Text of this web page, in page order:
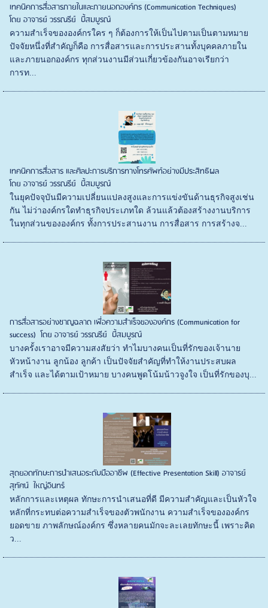
เทคนิคการสื่อสารภายในและภายนอกองค์กร (Communication Techniques)
โดย อาจารย์ วรรณรีย์ บี้สมบูรณ์
ความสำเร็จขององค์กรใคร ๆ ก็ต้องการให้เป็นไปตามเป็นตามหมาย
ปัจจัยหนึ่งที่สำคัญก็คือ การสื่อสารและการประสานทั้งบุคคลภายใน
และภายนอกองค์กร ทุกส่วนงานมีส่วนเกี่ยวข้องกันอาจเรียกว่า
การท...
เทคนิคการสื่อสาร และศิลปะการบริการทางโทรศัพท์อย่างมีประสิทธิผล
โดย อาจารย์ วรรณรีย์ บี้สมบูรณ์
ในยุคปัจจุบันมีความเปลี่ยนแปลงสูงและการแข่งขันด้านธุรกิจสูงเช่น
กัน ไม่ว่าองค์กรใดทำธุรกิจประเภทใด ล้วนแล้วต้องสร้างงานบริการ
ในทุกส่วนขององค์กร ทั้งการประสานงาน การสื่อสาร การสร้างจ...
การสื่อสารอย่างชาญฉลาด เพื่อความสำเร็จขององค์กร (Communication for
success) โดย อาจารย์ วรรณรีย์ บี้สมบูรณ์
บางครั้งเราอาจมีความสงสัยว่า ทำไมบางคนเป็นที่รักของเจ้านาย
หัวหน้างาน ลูกน้อง ลูกค้า เป็นปัจจัยสำคัญที่ทำให้งานประสบผล
สำเร็จ และได้ตามเป้าหมาย บางคนพูดโน้มน้าวจูงใจ เป็นที่รักของบุ...
สุดยอดทักษะการนำเสนอระดับมืออาชีพ (Effective Presentation Skill) อาจารย์
สุทัศน์ ใหญ่อินทร์
หลักการและเหตุผล ทักษะการนำเสนอที่ดี มีความสำคัญและเป็นหัวใจ
หลักที่กระทบต่อความสำเร็จของตัวพนักงาน ความสำเร็จขององค์กร
ยอดขาย ภาพลักษณ์องค์กร ซึ่งหลายคนมักจะละเลยทักษะนี้ เพราะคิด
ว...